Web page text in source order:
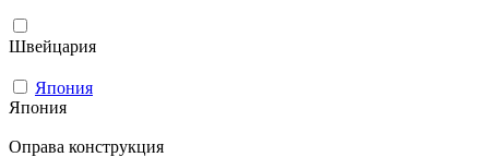
Швейцария
Япония
Япония
Оправа конструкция